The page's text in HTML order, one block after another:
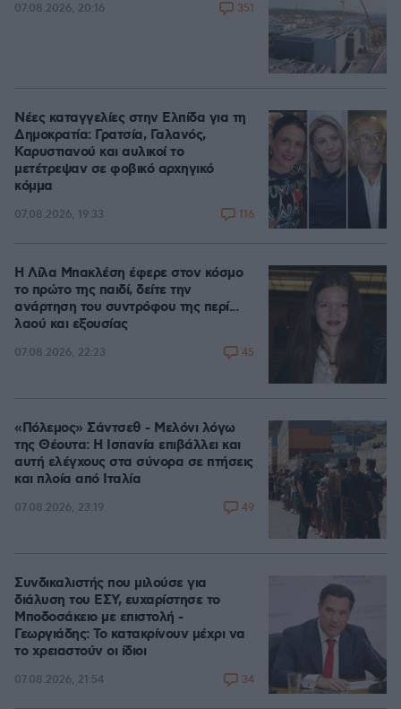
07.08.2026, 20:16 351
Νέες καταγγελίες στην Ελπίδα για τη
Δημοκρατία: Γρατσία, Γαλανός,
Καρυστιανού και αυλικοί το
μετέτρεψαν σε φοβικό αρχηγικό
κόμμα
07.08.2026, 19:33 116
Η Λίλα Μπακλέση έφερε στον κόσμο
το πρώτο της παιδί, δείτε την
ανάρτηση του συντρόφου της περί...
λαού και εξουσίας
07.08.2026, 22:23 45
«Πόλεμος» Σάντσεθ - Μελόνι λόγω
της Θέουτα: Η Ισπανία επιβάλλει και
αυτή ελέγχους στα σύνορα σε πτήσεις
και πλοία από Ιταλία
07.08.2026, 23:19 49
Συνδικαλιστής που μιλούσε για
διάλυση του ΕΣΥ, ευχαρίστησε το
Μποδοσάκειο με επιστολή -
Γεωργιάδης: Το κατακρίνουν μέχρι να
το χρειαστούν οι ίδιοι
07.08.2026, 21:54 34